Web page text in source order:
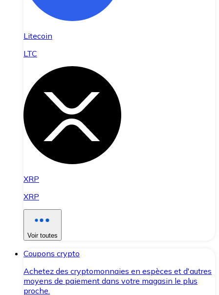
Litecoin
LTC
XRP
XRP
Voir toutes
Coupons crypto
Achetez des cryptomonnaies en espèces et d'autres
moyens de paiement dans votre magasin le plus
proche.